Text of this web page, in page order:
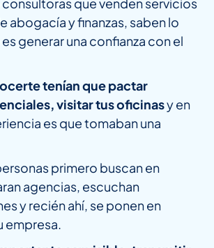
consultoras que venden servicios
abogacía y finanzas, saben lo
generar una confianza con el
tenían que pactar
visitar tus oficinasy en
es que tomaban una
primero buscan en
agencias, escuchan
y recién ahí, se ponen en
empresa.